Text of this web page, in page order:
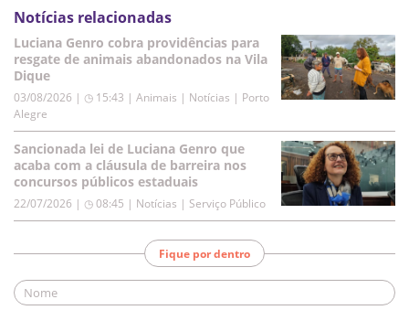
Notícias relacionadas
Luciana Genro cobra providências para
resgate de animais abandonados na Vila
Dique
03/08/2026 | ◷ 15:43 | Animais | Notícias | Porto
Alegre
Sancionada lei de Luciana Genro que
acaba com a cláusula de barreira nos
concursos públicos estaduais
22/07/2026 | ◷ 08:45 | Notícias | Serviço Público
Fique por dentro